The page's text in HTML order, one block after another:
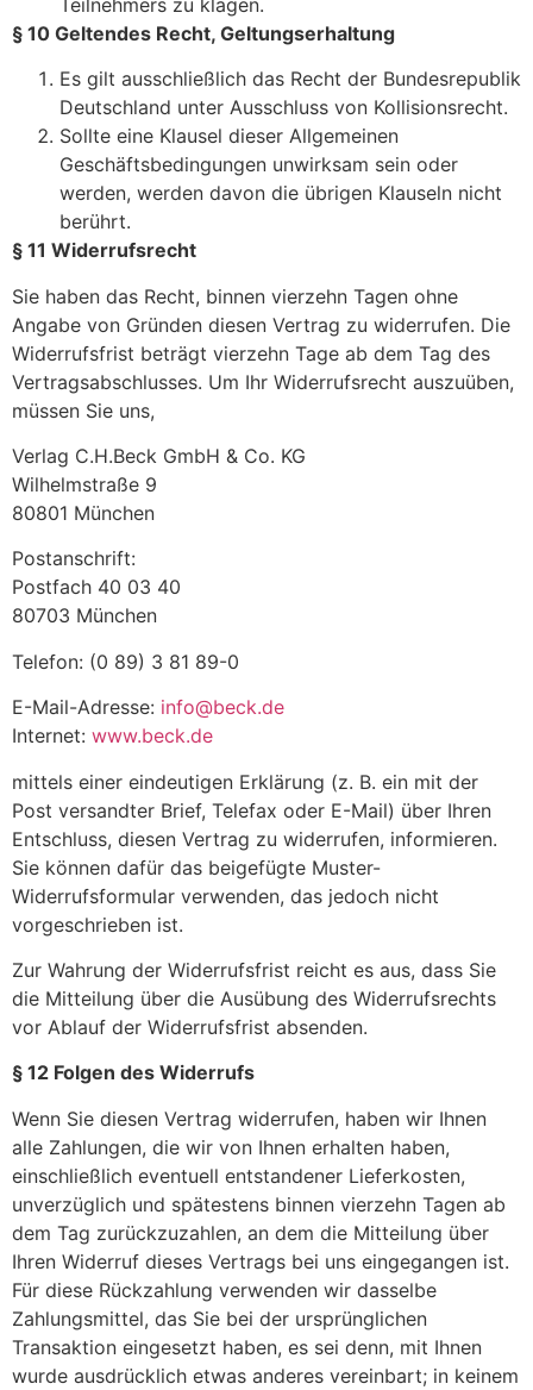
§ 10 Geltendes Recht, Geltungserhaltung
Es gilt ausschließlich das Recht der Bundesrepublik
Deutschland unter Ausschluss von Kollisionsrecht.
Sollte eine Klausel dieser Allgemeinen
Geschäftsbedingungen unwirksam sein oder
werden, werden davon die übrigen Klauseln nicht
berührt.
§ 11 Widerrufsrecht
Sie haben das Recht, binnen vierzehn Tagen ohne
Angabe von Gründen diesen Vertrag zu widerrufen. Die
Widerrufsfrist beträgt vierzehn Tage ab dem Tag des
Vertragsabschlusses. Um Ihr Widerrufsrecht auszuüben,
müssen Sie uns,
Verlag C.H.Beck GmbH & Co. KG
Wilhelmstraße 9
80801 München
Postanschrift:
Postfach 40 03 40
80703 München
Telefon: (0 89) 3 81 89-0
E-Mail-Adresse: info@beck.de
Internet: www.beck.de
mittels einer eindeutigen Erklärung (z. B. ein mit der
Post versandter Brief, Telefax oder E-Mail) über Ihren
Entschluss, diesen Vertrag zu widerrufen, informieren.
Sie können dafür das beigefügte Muster-
Widerrufsformular verwenden, das jedoch nicht
vorgeschrieben ist.
Zur Wahrung der Widerrufsfrist reicht es aus, dass Sie
die Mitteilung über die Ausübung des Widerrufsrechts
vor Ablauf der Widerrufsfrist absenden.
§ 12 Folgen des Widerrufs
Wenn Sie diesen Vertrag widerrufen, haben wir Ihnen
alle Zahlungen, die wir von Ihnen erhalten haben,
einschließlich eventuell entstandener Lieferkosten,
unverzüglich und spätestens binnen vierzehn Tagen ab
dem Tag zurückzuzahlen, an dem die Mitteilung über
Ihren Widerruf dieses Vertrags bei uns eingegangen ist.
Für diese Rückzahlung verwenden wir dasselbe
Zahlungsmittel, das Sie bei der ursprünglichen
Transaktion eingesetzt haben, es sei denn, mit Ihnen
wurde ausdrücklich etwas anderes vereinbart; in keinem